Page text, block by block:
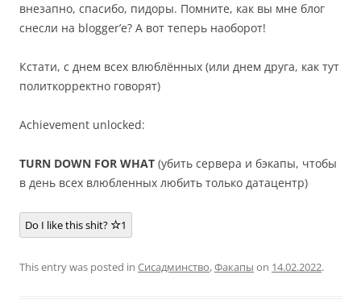
внезапно, спасибо, пидоры. Помните, как вы мне блог
снесли на blogger’е? А вот теперь наоборот!
Кстати, с днем всех влюблённых (или днем друга, как тут
политкорректно говорят)
Achievement unlocked:
TURN DOWN FOR WHAT (убить сервера и бэкапы, чтобы
в день всех влюбленных любить только датацентр)
Do I like this shit? 1
This entry was posted in Сисадминство,Факапы on 14.02.2022.